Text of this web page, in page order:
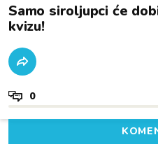
Samo siroljupci će
kvizu!
0